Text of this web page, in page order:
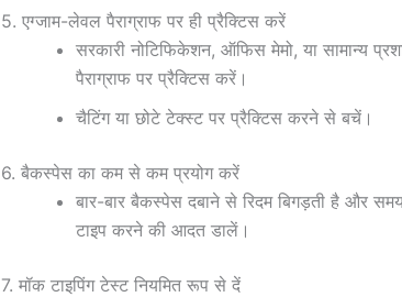
5. एग्जाम-लेवल पैराग्राफ पर ही प्रैक्टिस करें
सरकारी नोटिफिकेशन, ऑफिस मेमो, या सामान्य
पैराग्राफ पर प्रैक्टिस करें।
चैटिंग या छोटे टेक्स्ट पर प्रैक्टिस करने से बचें।
6. बैकस्पेस का कम से कम प्रयोग करें
बार-बार बैकस्पेस दबाने से रिदम बिगड़ती है और
टाइप करने की आदत डालें।
7. मॉक टाइपिंग टेस्ट नियमित रूप से दें